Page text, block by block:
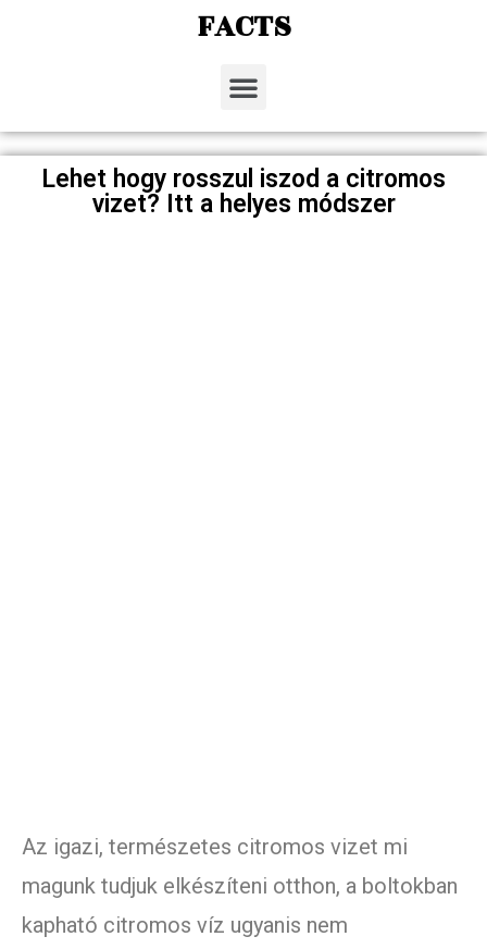
FACTS
Lehet hogy rosszul iszod a citromos
vizet? Itt a helyes módszer
Az igazi, természetes citromos vizet mi
magunk tudjuk elkészíteni otthon, a boltokban
kapható citromos víz ugyanis nem